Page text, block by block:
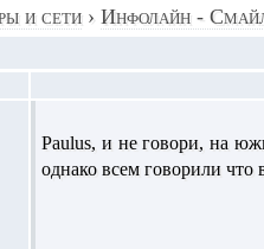
и сети › Инфолайн -
Paulus, и не говори, на
однако всем говорили что